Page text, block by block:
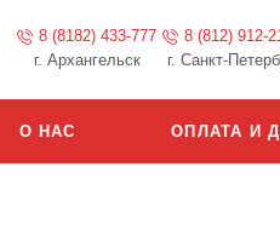
8 (8182) 433-777
г. Архангельск
8 (812) 912-
г. Санкт-
О НАС ОПЛАТА И